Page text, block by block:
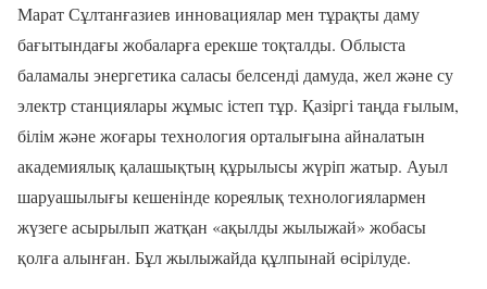
Марат Сұлтанғазиев инновациялар мен тұрақты даму
бағытындағы жобаларға ерекше тоқталды. Облыста
баламалы энергетика саласы белсенді дамуда, жел және су
электр станциялары жұмыс істеп тұр. Қазіргі таңда ғылым,
білім және жоғары технология орталығына айналатын
академиялық қалашықтың құрылысы жүріп жатыр. Ауыл
шаруашылығы кешенінде кореялық технологиялармен
жүзеге асырылып жатқан «ақылды жылыжай» жобасы
қолға алынған. Бұл жылыжайда құлпынай өсірілуде.